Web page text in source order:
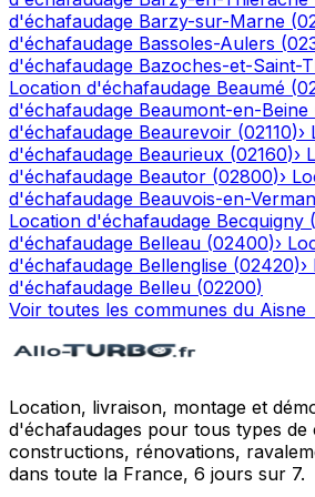
d'échafaudage Barzy-sur-Marne (
d'échafaudage Bassoles-Aulers (
d'échafaudage Bazoches-et-Saint-
Location d'échafaudage Beaumé (
d'échafaudage Beaumont-en-Beine
d'échafaudage Beaurevoir (02110)›
d'échafaudage Beaurieux (02160)›
d'échafaudage Beautor (02800)›
d'échafaudage Beauvois-en-
Location d'échafaudage Becquigny (
d'échafaudage Belleau (02400)›
d'échafaudage Bellenglise (02420)›
d'échafaudage Belleu (02200)
Voir toutes les communes du Aisne
Location, livraison, montage et
d'échafaudages pour tous types de
constructions, rénovations,
dans toute la France, 6 jours sur 7.